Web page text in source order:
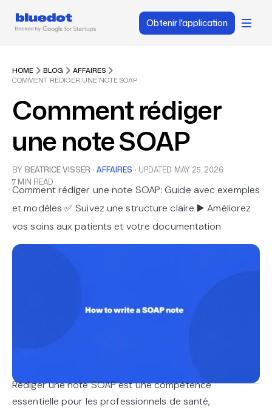
Obtenir l'application
HOME BLOG
AFFAIRES
COMMENT RÉDIGER UNE NOTE SOAP
Comment rédiger
une note SOAP
BY BEATRICE VISSER · AFFAIRES · UPDATED MAY 25, 2026
7 MIN READ
Comment rédiger une note SOAP: Guide avec exemples
et modèles ✅ Suivez une structure claire ▶️ Améliorez
vos soins aux patients et votre documentation
Rédiger une note SOAP est une compétence
essentielle pour les professionnels de santé,